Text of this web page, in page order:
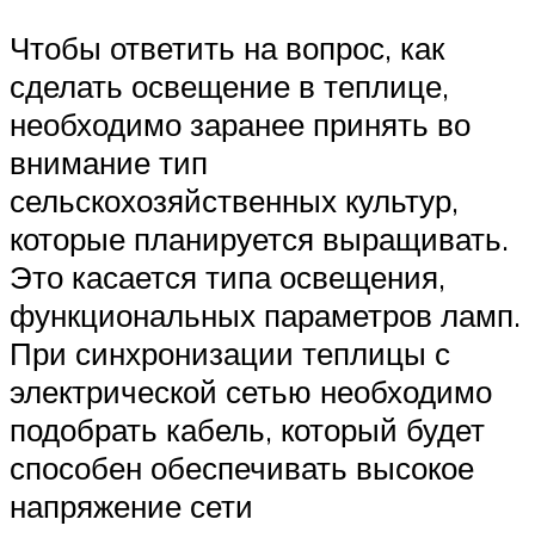
Чтобы ответить на вопрос, как
сделать освещение в теплице,
необходимо заранее принять во
внимание тип
сельскохозяйственных культур,
которые планируется выращивать.
Это касается типа освещения,
функциональных параметров ламп.
При синхронизации теплицы с
электрической сетью необходимо
подобрать кабель, который будет
способен обеспечивать высокое
напряжение сети